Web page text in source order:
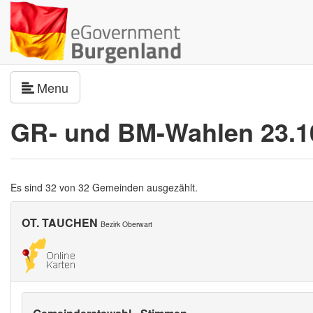
Menu
GR- und BM-Wahlen
Es sind 32 von 32 Gemeinden ausgezählt.
OT. TAUCHEN Bezirk Oberwart